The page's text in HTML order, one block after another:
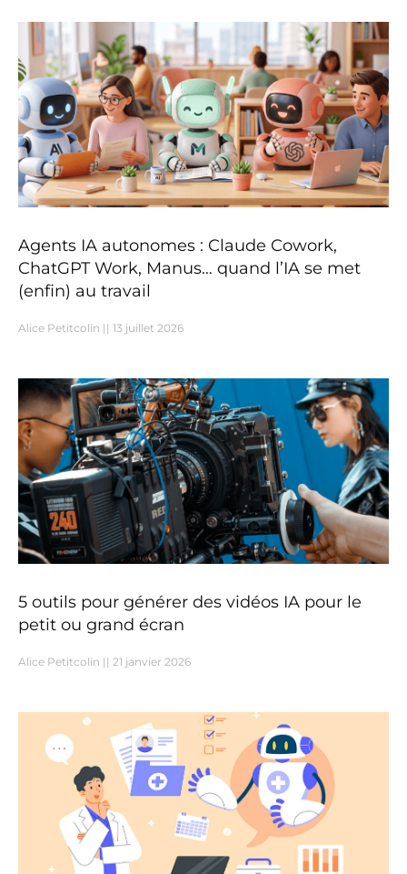
Agents IA autonomes : Claude Cowork,
ChatGPT Work, Manus… quand l’IA se met
(enfin) au travail
Alice Petitcolin 13 juillet 2026
5 outils pour générer des vidéos IA pour le
petit ou grand écran
Alice Petitcolin 21 janvier 2026